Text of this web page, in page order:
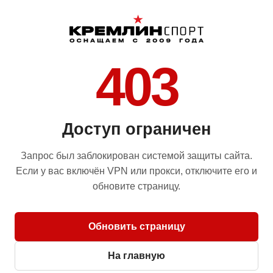
403
Доступ ограничен
Запрос был заблокирован системой защиты сайта.
Если у вас включён VPN или прокси, отключите его и
обновите страницу.
Обновить страницу
На главную